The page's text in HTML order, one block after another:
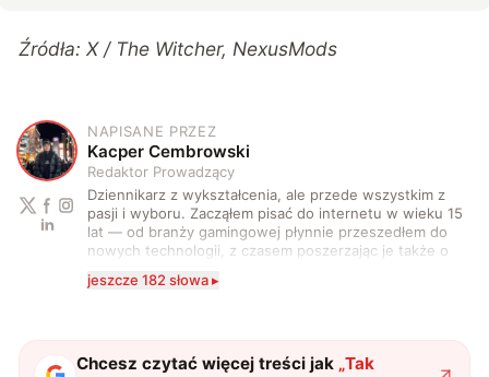
Źródła:X / The Witcher, NexusMods
K
NAPISANE PRZEZ
Kacper Cembrowski
Redaktor Prowadzący
Dziennikarz z wykształcenia, ale przede wszystkim z
pasji i wyboru. Zacząłem pisać do internetu w wieku 15
lat — od branży gamingowej płynnie przeszedłem do
nowych technologii, z czasem poszerzając je także o
częściej stawać przed kamerą i za nią. Na co dzień
recenzje, felietony i scenariusze, nagrywam oraz
montuję materiały wideo, prowadzę wywiady i realizuję
jeszcze 182 słowa ▸
Chcesz czytać więcej treści jak „Tak